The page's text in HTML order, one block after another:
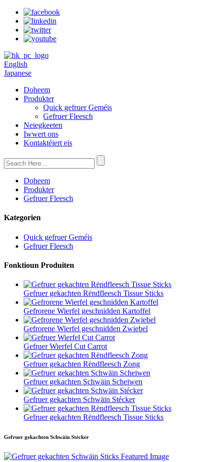
English
Japanese
Doheem
Produkter
Quick gefruer Geméis
Gefruer Fleesch
Neiegkeeten
Iwwert ons
Kontaktéiert eis
Doheem
Produkter
Gefruer Fleesch
Kategorien
Quick gefruer Geméis
Gefruer Fleesch
Fonktioun Produiten
Gefruer gekachten Rëndfleesch Tissue Sticks
Gefrorene Wierfel geschnidden Kartoffel
Gefrorene Wierfel geschnidden Zwiebel
Gefruer Wierfel Cut Carrot
Gefruer gekachten Rëndfleesch Zong
Gefruer gekachten Schwäin Scheiwen
Gefruer gekachten Schwäin Stécker
Gefruer gekachten Rëndfleesch Tissue Sticks
Gefruer gekachten Schwäin Stécker